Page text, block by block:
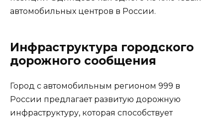
автомобильных центров в России.
Инфраструктура городского
дорожного сообщения
Город c автомобильным регионом 999 в
России предлагает развитую дорожную
инфраструктуру, которая способствует